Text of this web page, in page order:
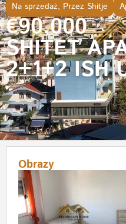
Na sprzedaż, Przez Shitje
€90,000
SHITET
2+1+2 ISH
Obrazy